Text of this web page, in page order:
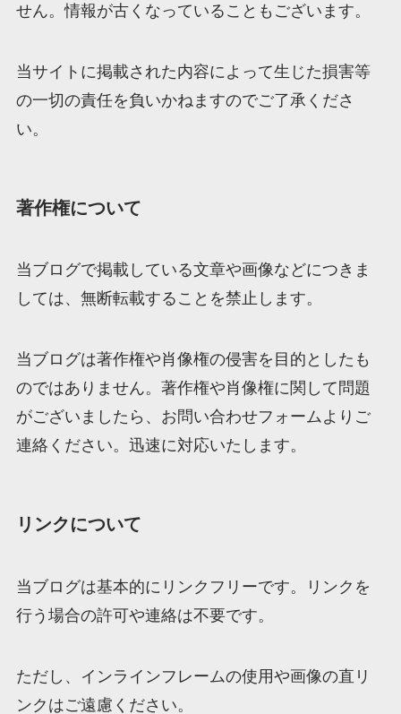
せん。情報が古くなっていることもございます。
当サイトに掲載された内容によって生じた損害等
の一切の責任を負いかねますのでご了承くださ
い。
著作権について
当ブログで掲載している文章や画像などにつきま
しては、無断転載することを禁止します。
当ブログは著作権や肖像権の侵害を目的としたも
のではありません。著作権や肖像権に関して問題
がございましたら、お問い合わせフォームよりご
連絡ください。迅速に対応いたします。
リンクについて
当ブログは基本的にリンクフリーです。リンクを
行う場合の許可や連絡は不要です。
ただし、インラインフレームの使用や画像の直リ
ンクはご遠慮ください。